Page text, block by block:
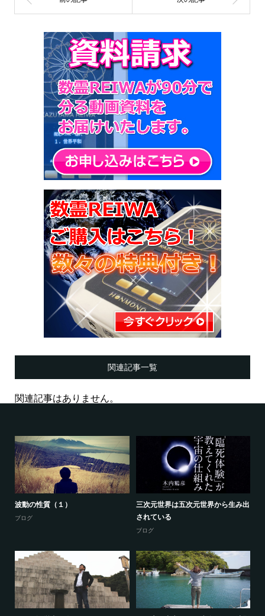
関連記事一覧
関連記事はありません。
波動の性質（１）
ブログ
三次元世界は五次元世界から生み出
されている
ブログ